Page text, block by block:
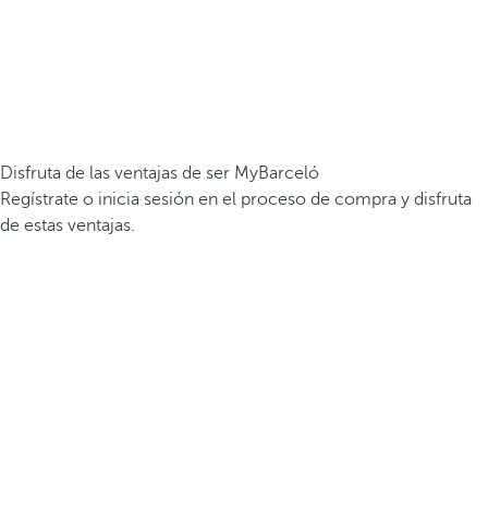
Disfruta de las ventajas de ser MyBarceló
Regístrate o inicia sesión en el proceso de compra y disfruta
de estas ventajas.